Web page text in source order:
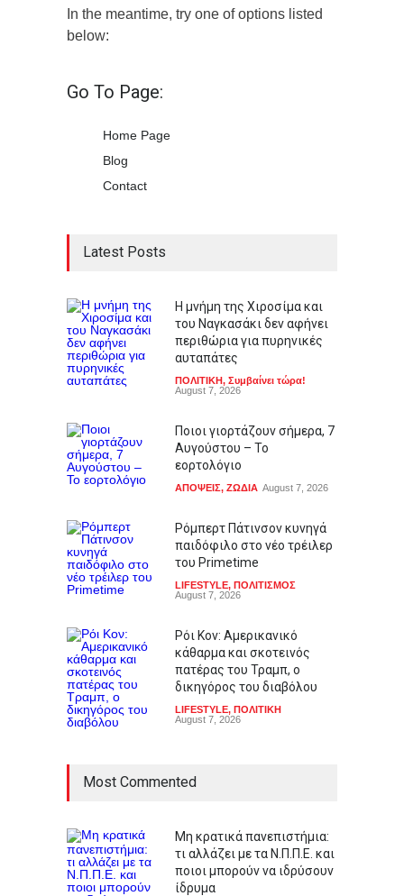
In the meantime, try one of options listed
below:
Go To Page:
Home Page
Blog
Contact
Latest Posts
Η μνήμη της Χιροσίμα και
του Ναγκασάκι δεν αφήνει
περιθώρια για πυρηνικές
αυταπάτες
ΠΟΛΙΤΙΚΗ, Συμβαίνει τώρα!
August 7, 2026
Ποιοι γιορτάζουν σήμερα, 7
Αυγούστου – Το
εορτολόγιο
ΑΠΟΨΕΙΣ, ΖΩΔΙΑ August 7, 2026
Ρόμπερτ Πάτινσον κυνηγά
παιδόφιλο στο νέο τρέιλερ
του Primetime
LIFESTYLE, ΠΟΛΙΤΙΣΜΟΣ
August 7, 2026
Ρόι Κον: Αμερικανικό
κάθαρμα και σκοτεινός
πατέρας του Τραμπ, ο
δικηγόρος του διαβόλου
LIFESTYLE, ΠΟΛΙΤΙΚΗ
August 7, 2026
Most Commented
Μη κρατικά πανεπιστήμια:
τι αλλάζει με τα Ν.Π.Π.Ε. και
ποιοι μπορούν να ιδρύσουν
ίδρυμα